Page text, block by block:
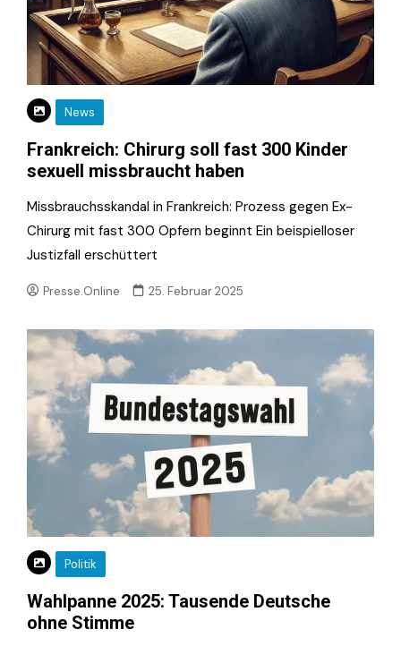
News
Frankreich: Chirurg soll fast 300 Kinder
sexuell missbraucht haben
Missbrauchsskandal in Frankreich: Prozess gegen Ex-
Chirurg mit fast 300 Opfern beginnt Ein beispielloser
Justizfall erschüttert
Presse.Online 25. Februar 2025
Politik
Wahlpanne 2025: Tausende Deutsche
ohne Stimme